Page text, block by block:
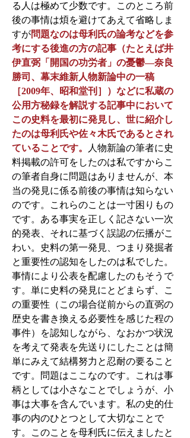
る人は極めて少数です。このところ前
後の事情は煩を避けてあえて省略しま
すが問題なのは母利氏の論考などを参
考にする後進の方の記事（たとえば井
伊直弼「開国の功労者」の憂鬱―奈良
勝司、幕末維新人物新論中の一稿
［2009年、昭和堂刊］）などに私蔵の
公用方秘録を解説する記事中において
この史料を最初に発見し、世に紹介し
たのは母利氏や佐々木氏であるとされ
ていることです。
人物新論の筆者に史
料掲載の許可をしたのは私ですからこ
の筆者自身に問題はありませんが、本
当の発見に係る前後の事情は知らない
のです。これらのことは一寸困りもの
です。ある事実を正しく記さない一次
的発表、それに基づく誤認の伝播がこ
わい。史料の第一発見、つまり発掘者
と重要性の認知をしたのは私でした。
事情により公表を配慮したのもそうで
す。単に史料の発見にとどまらず、こ
の重要性（この場合従前からの直弼の
歴史を書き換える必要性を感じた程の
事件）を認知しながら、なおかつ状況
を考えて発表を先送りにしたことは簡
単にみえて結構努力と忍耐の要ること
です。問題はここなのです。これは事
柄としては小さなことでしょうが、小
事は大事を含んでいます。私の史的仕
事の内のひとつとして大切なことで
す。このことを母利氏に伝えましたと